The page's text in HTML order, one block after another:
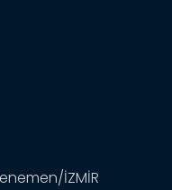
İZMİR